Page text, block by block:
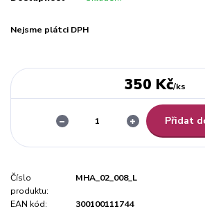
Nejsme plátci DPH
350 Kč/ks
Přidat
Číslo
produktu:
MHA_02_008_L
EAN kód:
300100111744